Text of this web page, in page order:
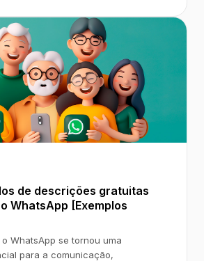
de descrições gratuitas
WhatsApp [Exemplos
WhatsApp se tornou uma
para a comunicação,